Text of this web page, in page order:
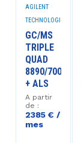
AGILENT
TECHNOLOGIES™
GC/MS
TRIPLE
QUAD
8890/7000E
+ ALS
A partir
de :
2385 € /
mes